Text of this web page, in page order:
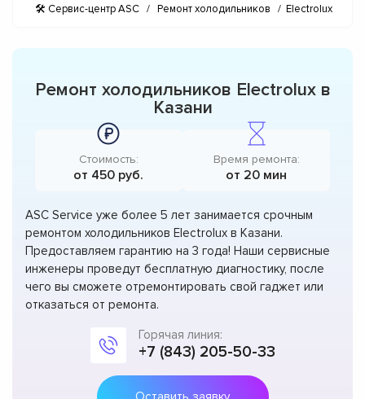
🛠 Сервис-центр ASC / Ремонт холодильников / Electrolux
Ремонт холодильников Electrolux в
Казани
Стоимость:
от 450 руб.
Время ремонта:
от 20 мин
ASC Service уже более 5 лет занимается срочным
ремонтом холодильников Electrolux в Казани.
Предоставляем гарантию на 3 года! Наши сервисные
инженеры проведут бесплатную диагностику, после
чего вы сможете отремонтировать свой гаджет или
отказаться от ремонта.
Горячая линия:
+7 (843) 205-50-33